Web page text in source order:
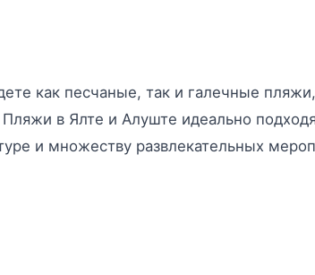
как песчаные, так и галечные
в Ялте и Алуште идеально
и множеству развлекательных